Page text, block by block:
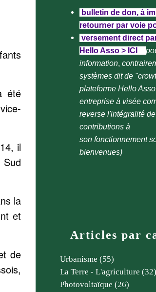
été
il
Sud
la
et
de
Articles par
Urbanisme (55)
La Terre - L'agriculture (32)
Photovoltaïque (26)
bulletin de don, à
retourner par voie
versement direct
Hello Asso > ICI
information,
systèmes dit de
plateforme Hello
entreprise à visée
reverse l'intégralité
contributions à
son fonctionnement
bienvenues)